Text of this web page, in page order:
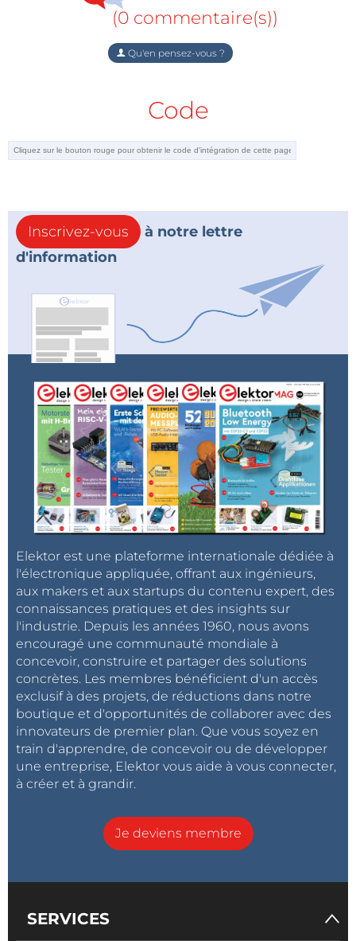
Si vous travaillez dans l’électronique de puissance ou
l’e‑mobilité, cette innovation montre que
l’optimisation ne passe plus uniquement par les
repousser les limites de l’efficacité tout en simplifiant
électriques de demain.
(0 commentaire(s))
Qu'en pensez-vous ?
Code
Inscrivez-vous
à notre lettre
d'information
Elektor est une plateforme internationale dédiée à
l'électronique appliquée, offrant aux ingénieurs,
aux makers et aux startups du contenu expert, des
connaissances pratiques et des insights sur
l'industrie. Depuis les années 1960, nous avons
encouragé une communauté mondiale à
concevoir, construire et partager des solutions
concrètes. Les membres bénéficient d'un accès
exclusif à des projets, de réductions dans notre
boutique et d'opportunités de collaborer avec des
innovateurs de premier plan. Que vous soyez en
train d'apprendre, de concevoir ou de développer
une entreprise, Elektor vous aide à vous connecter,
à créer et à grandir.
Je deviens membre
SERVICES